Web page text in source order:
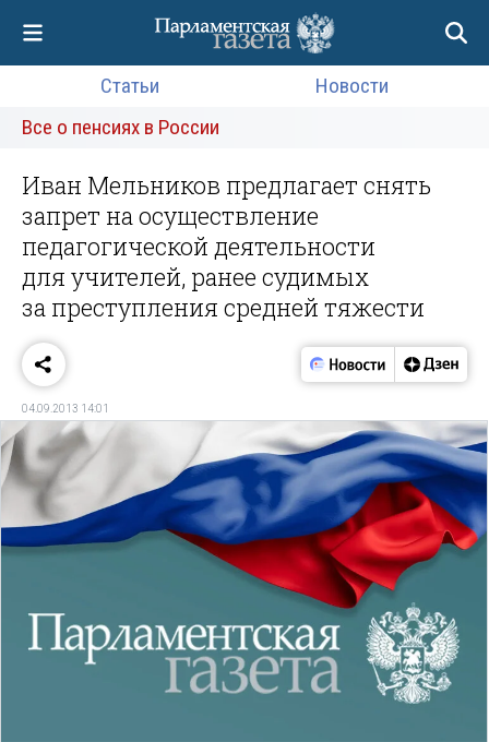
Статьи
Новости
Все о пенсиях в России
Иван Мельников предлагает снять
запрет на осуществление
педагогической деятельности
для учителей, ранее судимых
за преступления средней тяжести
04.09.2013 14:01